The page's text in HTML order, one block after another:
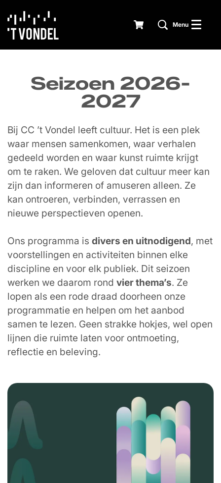
Menu
Seizoen 2026-
2027
Bij CC ’t Vondel leeft cultuur. Het is een plek
waar mensen samenkomen, waar verhalen
gedeeld worden en waar kunst ruimte krijgt
om te raken. We geloven dat cultuur meer kan
zijn dan informeren of amuseren alleen. Ze
kan ontroeren, verbinden, verrassen en
nieuwe perspectieven openen.
Ons programma is divers en uitnodigend, met
voorstellingen en activiteiten binnen elke
discipline en voor elk publiek. Dit seizoen
werken we daarom rond vier thema’s. Ze
lopen als een rode draad doorheen onze
programmatie en helpen om het aanbod
samen te lezen. Geen strakke hokjes, wel open
lijnen die ruimte laten voor ontmoeting,
reflectie en beleving.